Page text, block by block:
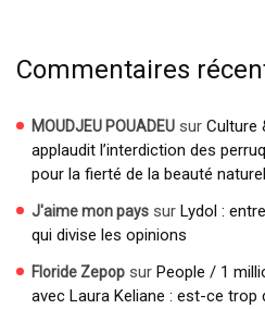
Commentaires
MOUDJEU POUADEU sur Culture
applaudit l’interdiction des
pour la fierté de la beauté
J'aime mon pays sur Lydol :
qui divise les opinions
Floride Zepop sur People / 1
avec Laura Keliane : est-ce trop